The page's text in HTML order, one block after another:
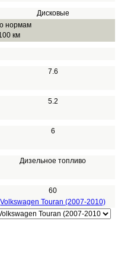
Дисковые
нормам
км
7.6
5.2
6
Дизельное топливо
60
Volkswagen Touran (2007-2010)